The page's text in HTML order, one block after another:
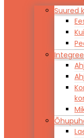
Suured